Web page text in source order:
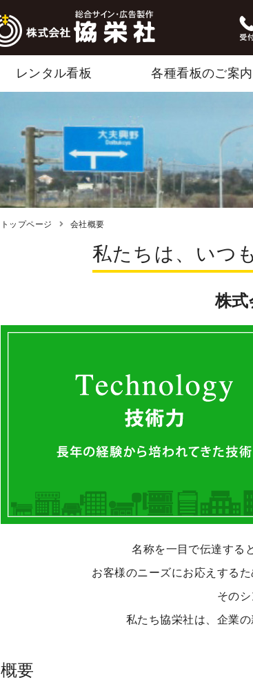
レンタル看板 各種看板のご案内
トップページ 会社概要
私たちは、いつ
株式
名称を一目で伝達する
お客様のニーズにお応えする
その
私たち協栄社は、企業の
概要